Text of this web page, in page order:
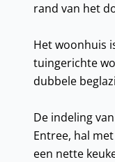
rand van het
Het woonhuis
tuingerichte
dubbele
De indeling
Entree, hal
een nette